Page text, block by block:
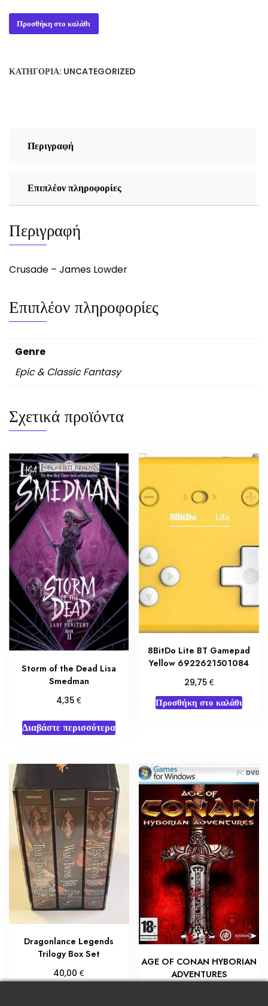
Crusade
-
ποσότητα
Προσθήκη στο καλάθι
ΚΑΤΗΓΟΡΊΑ: UNCATEGORIZED
Περιγραφή
Επιπλέον πληροφορίες
Περιγραφή
Crusade – James Lowder
Επιπλέον πληροφορίες
Genre
Epic & Classic Fantasy
Σχετικά προϊόντα
Storm of the Dead Lisa
Smedman
4,35€
Διαβάστε περισσότερα
8BitDo Lite BT Gamepad
Yellow 6922621501084
29,75 €
Προσθήκη στο καλάθι
Dragonlance Legends
Trilogy Box Set
40,00€
AGE OF CONAN HYBORIAN
ADVENTURES